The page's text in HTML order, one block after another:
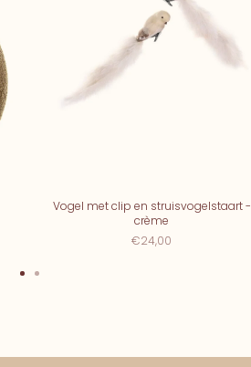
Vogel met clip en struisvogelstaart -
crème
€24,00